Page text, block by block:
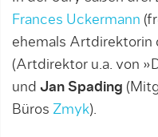
Frances Uckermann
ehemals Artdirektorin
(Artdirektor u.a. von
und Jan Spading
Büros Zmyk).